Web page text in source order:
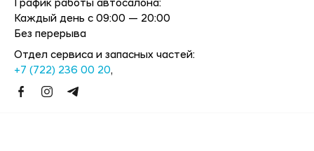
График работы автосалона:
Каждый день с 09:00 — 20:00
Без перерыва
Отдел сервиса и запасных частей:
+7 (722) 236 00 20,